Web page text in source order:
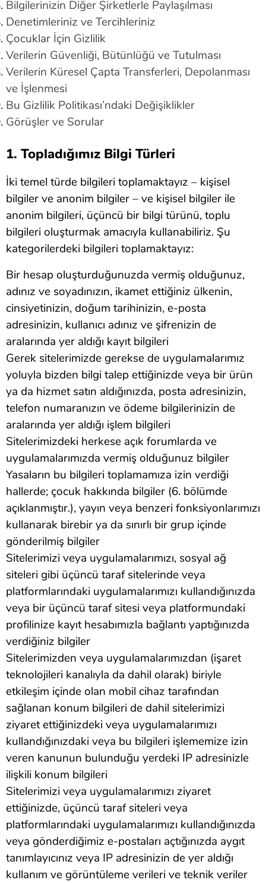
Bilgilerinizin Diğer Şirketlerle Paylaşılması
Denetimleriniz ve Tercihleriniz
Çocuklar İçin Gizlilik
Verilerin Güvenliği, Bütünlüğü ve Tutulması
Verilerin Küresel Çapta Transferleri, Depolanması
ve İşlenmesi
Bu Gizlilik Politikası’ndaki Değişiklikler
Görüşler ve Sorular
1. Topladığımız Bilgi Türleri
İki temel türde bilgileri toplamaktayız – kişisel
bilgiler ve anonim bilgiler – ve kişisel bilgiler ile
anonim bilgileri, üçüncü bir bilgi türünü, toplu
bilgileri oluşturmak amacıyla kullanabiliriz. Şu
kategorilerdeki bilgileri toplamaktayız:
Bir hesap oluşturduğunuzda vermiş olduğunuz,
adınız ve soyadınızın, ikamet ettiğiniz ülkenin,
cinsiyetinizin, doğum tarihinizin, e-posta
adresinizin, kullanıcı adınız ve şifrenizin de
aralarında yer aldığı kayıt bilgileri
Gerek sitelerimizde gerekse de uygulamalarımız
yoluyla bizden bilgi talep ettiğinizde veya bir ürün
ya da hizmet satın aldığınızda, posta adresinizin,
telefon numaranızın ve ödeme bilgilerinizin de
aralarında yer aldığı işlem bilgileri
Sitelerimizdeki herkese açık forumlarda ve
uygulamalarımızda vermiş olduğunuz bilgiler
Yasaların bu bilgileri toplamamıza izin verdiği
hallerde; çocuk hakkında bilgiler (6. bölümde
açıklanmıştır.), yayın veya benzeri fonksiyonlarımızı
kullanarak birebir ya da sınırlı bir grup içinde
gönderilmiş bilgiler
Sitelerimizi veya uygulamalarımızı, sosyal ağ
siteleri gibi üçüncü taraf sitelerinde veya
platformlarındaki uygulamalarımızı kullandığınızda
veya bir üçüncü taraf sitesi veya platformundaki
profilinize kayıt hesabımızla bağlantı yaptığınızda
verdiğiniz bilgiler
Sitelerimizden veya uygulamalarımızdan (işaret
teknolojileri kanalıyla da dahil olarak) biriyle
etkileşim içinde olan mobil cihaz tarafından
sağlanan konum bilgileri de dahil sitelerimizi
ziyaret ettiğinizdeki veya uygulamalarımızı
kullandığınızdaki veya bu bilgileri işlememize izin
veren kanunun bulunduğu yerdeki IP adresinizle
ilişkili konum bilgileri
Sitelerimizi veya uygulamalarımızı ziyaret
ettiğinizde, üçüncü taraf siteleri veya
platformlarındaki uygulamalarımızı kullandığınızda
veya gönderdiğimiz e-postaları açtığınızda aygıt
tanımlayıcınız veya IP adresinizin de yer aldığı
kullanım ve görüntüleme verileri ve teknik veriler